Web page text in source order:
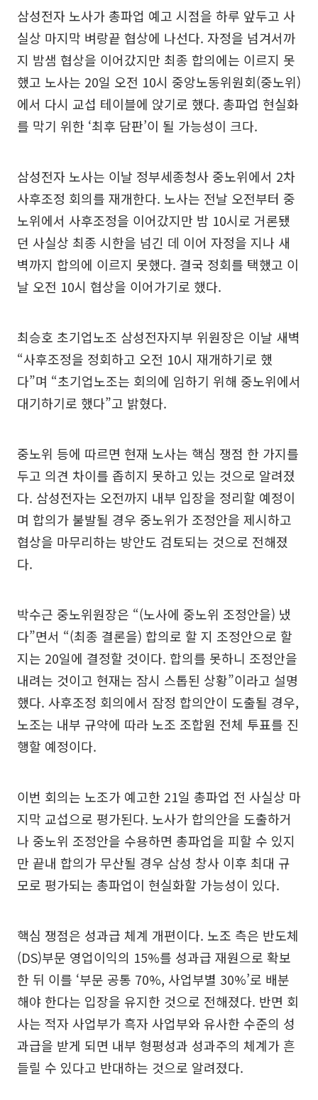
삼성전자 노사가 총파업 예고 시점을 하루 앞두고 사
실상 마지막 벼랑끝 협상에 나선다. 자정을 넘겨서까
지 밤샘 협상을 이어갔지만 최종 합의에는 이르지 못
했고 노사는 20일 오전 10시 중앙노동위원회(중노위)
에서 다시 교섭 테이블에 앉기로 했다. 총파업 현실화
를 막기 위한 ‘최후 담판’이 될 가능성이 크다.
삼성전자 노사는 이날 정부세종청사 중노위에서 2차
사후조정 회의를 재개한다. 노사는 전날 오전부터 중
노위에서 사후조정을 이어갔지만 밤 10시로 거론됐
던 사실상 최종 시한을 넘긴 데 이어 자정을 지나 새
벽까지 합의에 이르지 못했다. 결국 정회를 택했고 이
날 오전 10시 협상을 이어가기로 했다.
최승호 초기업노조 삼성전자지부 위원장은 이날 새벽
“사후조정을 정회하고 오전 10시 재개하기로 했
다”며 “초기업노조는 회의에 임하기 위해 중노위에서
대기하기로 했다”고 밝혔다.
중노위 등에 따르면 현재 노사는 핵심 쟁점 한 가지를
두고 의견 차이를 좁히지 못하고 있는 것으로 알려졌
다. 삼성전자는 오전까지 내부 입장을 정리할 예정이
며 합의가 불발될 경우 중노위가 조정안을 제시하고
협상을 마무리하는 방안도 검토되는 것으로 전해졌
다.
박수근 중노위원장은 “(노사에 중노위 조정안을) 냈
다”면서 “(최종 결론을) 합의로 할 지 조정안으로 할
지는 20일에 결정할 것이다. 합의를 못하니 조정안을
내려는 것이고 현재는 잠시 스톱된 상황”이라고 설명
했다. 사후조정 회의에서 잠정 합의안이 도출될 경우,
노조는 내부 규약에 따라 노조 조합원 전체 투표를 진
행할 예정이다.
이번 회의는 노조가 예고한 21일 총파업 전 사실상 마
지막 교섭으로 평가된다. 노사가 합의안을 도출하거
나 중노위 조정안을 수용하면 총파업을 피할 수 있지
만 끝내 합의가 무산될 경우 삼성 창사 이후 최대 규
모로 평가되는 총파업이 현실화할 가능성이 있다.
핵심 쟁점은 성과급 체계 개편이다. 노조 측은 반도체
(DS)부문 영업이익의 15%를 성과급 재원으로 확보
한 뒤 이를 ‘부문 공통 70%, 사업부별 30%’로 배분
해야 한다는 입장을 유지한 것으로 전해졌다. 반면 회
사는 적자 사업부가 흑자 사업부와 유사한 수준의 성
과급을 받게 되면 내부 형평성과 성과주의 체계가 흔
들릴 수 있다고 반대하는 것으로 알려졌다.